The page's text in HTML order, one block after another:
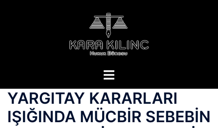
YARGITAY KARARLARI
IŞIĞINDA MÜCBİR SEBEBİN